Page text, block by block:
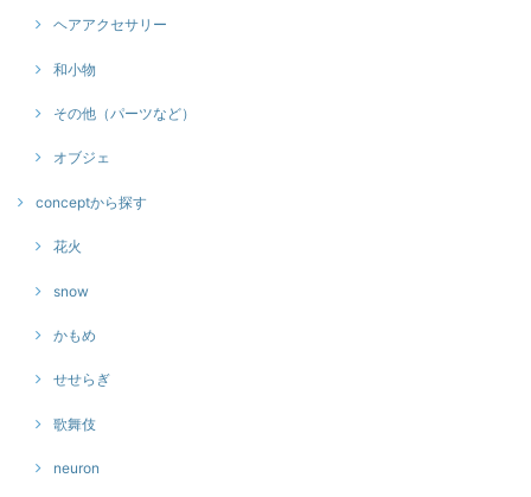
ヘアアクセサリー
和小物
その他（パーツなど）
オブジェ
conceptから探す
花火
snow
かもめ
せせらぎ
歌舞伎
neuron